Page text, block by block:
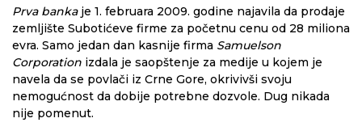
Prva bankaje 1. februara 2009. godine najavila da prodaje
zemljište Subotićeve firme za početnu cenu od 28 miliona
evra. Samo jedan dan kasnije firma Samuelson
Corporation izdala je saopštenje za medije u kojem je
navela da se povlači iz Crne Gore, okrivivši svoju
nemogućnost da dobije potrebne dozvole. Dug nikada
nije pomenut.